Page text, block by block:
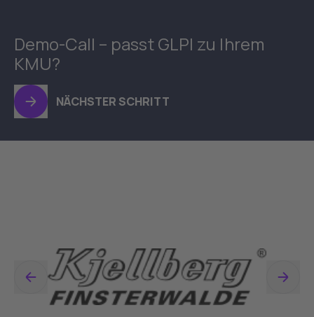
Demo-Call – passt GLPI zu Ihrem
KMU?
NÄCHSTER SCHRITT